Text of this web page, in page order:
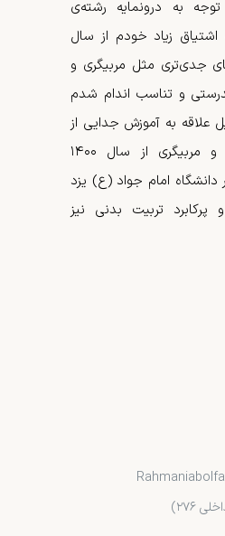
به درون­مایه رشته­‌ی
اشتیاق زیاد خودم از سال
جدی­‌تری مثل مربی­گری و
و تناسب اندام شدم
علاقه­ به آموزش جدایی از
دوره‌های مدرس­گری و مربی­گری از سال ۱۴۰۰
امام جواد (ع) یزد
تربیت بدنی نیز